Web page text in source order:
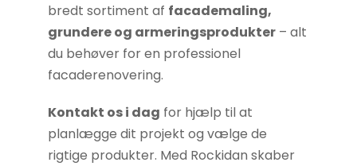
bredt sortiment af facademaling,
grundere og armeringsprodukter– alt
du behøver for en professionel
facaderenovering.
Kontakt os i dag for hjælp til at
planlægge dit projekt og vælge de
rigtige produkter. Med Rockidan skaber